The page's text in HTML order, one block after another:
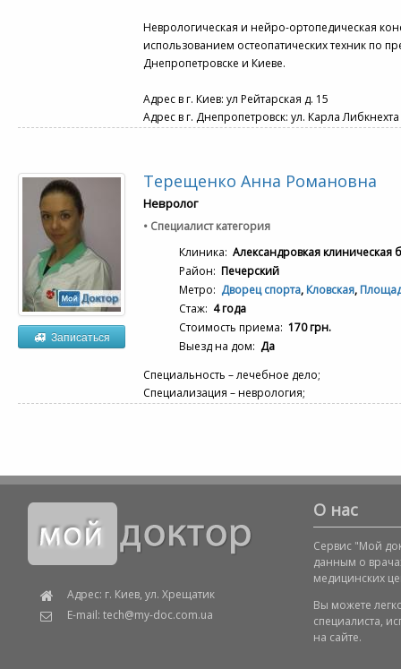
Неврологическая и нейро-ортопедическая
использованием остеопатических техник по
Днепропетровске и Киеве.
Адрес в г. Киев: ул Рейтарская д. 15
Адрес в г. Днепропетровск: ул. Карла
Записаться
Терещенко Анна Романовна
Невролог
• Специалист категория
Клиника: Александровкая клиническая
Район: Печерский
Метро: Дворец спорта, Кловская,
Стаж: 4 года
Стоимость приема: 170 грн.
Выезд на дом: Да
Специальность – лечебное дело;
Специализация – неврология;
Адрес: г. Киев, ул. Хрещатик
E-mail: tech@my-doc.com.ua
О нас
Сервис "Мой
данным о
медицинских
Вы можете
специалиста,
на сайте.